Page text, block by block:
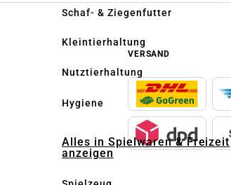
Schaf- & Ziegenfutter
Kleintierhaltung
Nutztierhaltung
Hygiene
Alles in Spielwaren & Freizeit
anzeigen
VERSAND